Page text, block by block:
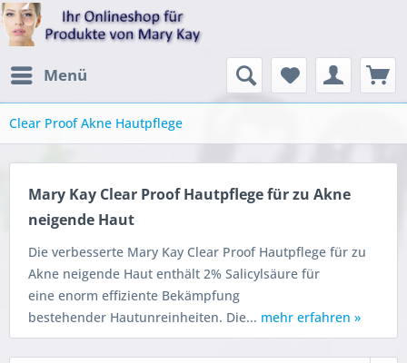
Menü
Clear Proof Akne Hautpflege
Mary Kay Clear Proof Hautpflege für zu Akne
neigende Haut
Die verbesserte Mary Kay Clear Proof Hautpflege für zu
Akne neigende Haut enthält 2% Salicylsäure für
eine enorm effiziente Bekämpfung
bestehender Hautunreinheiten. Die... mehr erfahren »